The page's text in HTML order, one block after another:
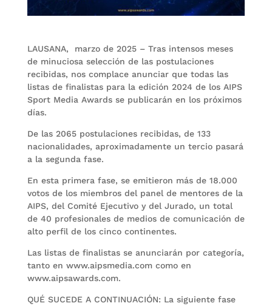
LAUSANA, marzo de 2025 – Tras intensos meses
de minuciosa selección de las postulaciones
recibidas, nos complace anunciar que todas las
listas de finalistas para la edición 2024 de los AIPS
Sport Media Awards se publicarán en los próximos
días.
De las 2065 postulaciones recibidas, de 133
nacionalidades, aproximadamente un tercio pasará
a la segunda fase.
En esta primera fase, se emitieron más de 18.000
votos de los miembros del panel de mentores de la
AIPS, del Comité Ejecutivo y del Jurado, un total
de 40 profesionales de medios de comunicación de
alto perfil de los cinco continentes.
Las listas de finalistas se anunciarán por categoría,
tanto en www.aipsmedia.com como en
www.aipsawards.com.
QUÉ SUCEDE A CONTINUACIÓN: La siguiente fase